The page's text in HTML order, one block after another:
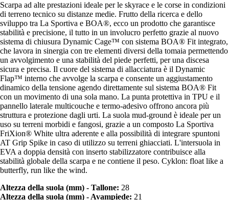
Scarpa ad alte prestazioni ideale per le skyrace e le corse in condizioni
di terreno tecnico su distanze medie. Frutto della ricerca e dello
sviluppo tra La Sportiva e BOA®, ecco un prodotto che garantisce
stabilità e precisione, il tutto in un involucro perfetto grazie al nuovo
sistema di chiusura Dynamic Cage™ con sistema BOA® Fit integrato,
che lavora in sinergia con tre elementi diversi della tomaia permettendo
un avvolgimento e una stabilità del piede perfetti, per una discesa
sicura e precisa. Il cuore del sistema di allacciatura è il Dynamic
Flap™ interno che avvolge la scarpa e consente un aggiustamento
dinamico della tensione agendo direttamente sul sistema BOA® Fit
con un movimento di una sola mano. La punta protettiva in TPU e il
pannello laterale multicouche e termo-adesivo offrono ancora più
struttura e protezione dagli urti. La suola mud-ground è ideale per un
uso su terreni morbidi e fangosi, grazie a un composto La Sportiva
FriXion® White ultra aderente e alla possibilità di integrare spuntoni
AT Grip Spike in caso di utilizzo su terreni ghiacciati. L'intersuola in
EVA a doppia densità con inserto stabilizzatore contribuisce alla
stabilità globale della scarpa e ne contiene il peso. Cyklon: float like a
butterfly, run like the wind.
Altezza della suola (mm) - Tallone: 28
Altezza della suola (mm) - Avampiede: 21